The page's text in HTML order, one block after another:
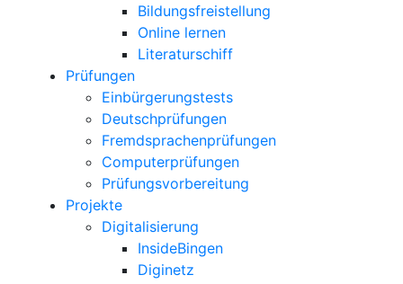
Bildungsfreistellung
Online lernen
Literaturschiff
Prüfungen
Einbürgerungstests
Deutschprüfungen
Fremdsprachenprüfungen
Computerprüfungen
Prüfungsvorbereitung
Projekte
Digitalisierung
InsideBingen
Diginetz